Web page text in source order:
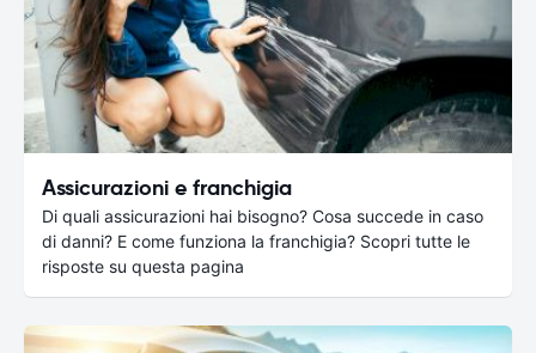
Assicurazioni e franchigia
Di quali assicurazioni hai bisogno? Cosa succede in caso
di danni? E come funziona la franchigia? Scopri tutte le
risposte su questa pagina